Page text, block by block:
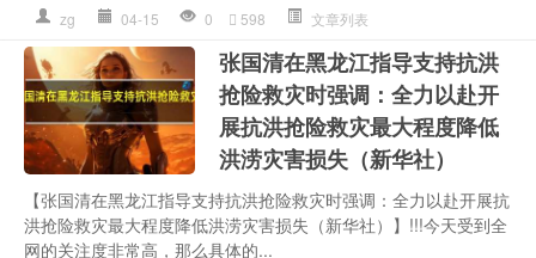
zg 04-15 0 598 文章列表
张国清在黑龙江指导支持抗洪
抢险救灾时强调：全力以赴开
展抗洪抢险救灾最大程度降低
洪涝灾害损失（新华社）
【张国清在黑龙江指导支持抗洪抢险救灾时强调：全力以赴开展抗
洪抢险救灾最大程度降低洪涝灾害损失（新华社）】!!!今天受到全
网的关注度非常高，那么具体的...